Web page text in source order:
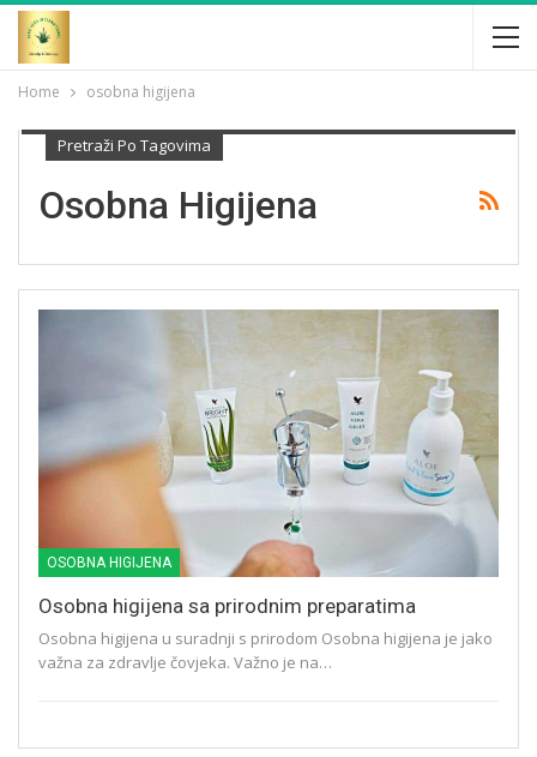
Home osobna higijena
Pretraži Po Tagovima
Osobna Higijena
OSOBNA HIGIJENA
Osobna higijena sa prirodnim preparatima
Osobna higijena u suradnji s prirodom Osobna higijena je jako
važna za zdravlje čovjeka. Važno je na…